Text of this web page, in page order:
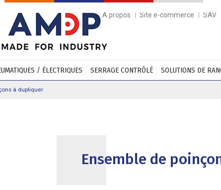
A propos
Site e-commerce SAV
/ ÉLECTRIQUES SERRAGE CONTRÔLÉ SOLUTIONS DE
à dupliquer
Ensemble de